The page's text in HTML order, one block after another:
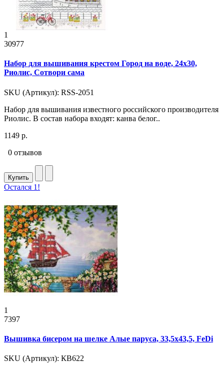
1
30977
Набор для вышивания крестом Город на воде, 24x30,
Риолис, Сотвори сама
SKU (Артикул): RSS-2051
Набор для вышивания известного российского производителя
Риолис. В состав набора входят: канва белог..
1149 р.
0 отзывов
Купить
Остался 1!
1
7397
Вышивка бисером на шелке Алые паруса, 33,5x43,5, FeDi
SKU (Артикул): КВ622